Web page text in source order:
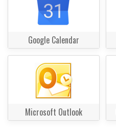
Google Calendar
Microsoft Outlook